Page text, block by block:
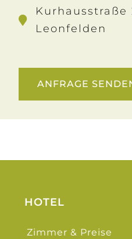
Kurhausstraße
Leonfelden
ANFRAGE
HOTEL
Zimmer & Preise